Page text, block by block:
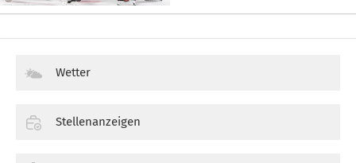
Wetter
Stellenanzeigen